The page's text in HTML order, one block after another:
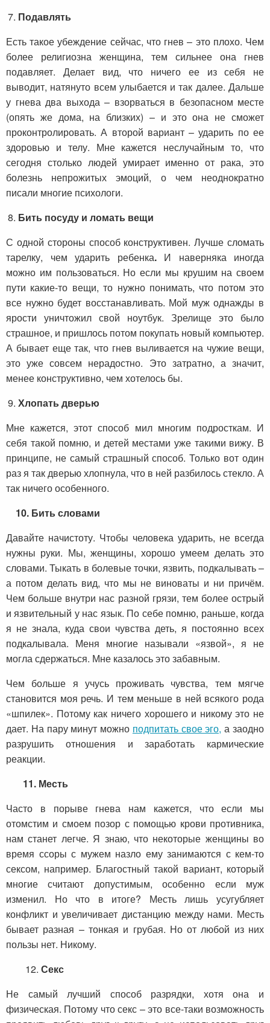
Подавлять
Есть такое убеждение сейчас, что гнев – это плохо. Чем
более религиозна женщина, тем сильнее она гнев
подавляет. Делает вид, что ничего ее из себя не
выводит, натянуто всем улыбается и так далее. Дальше
у гнева два выхода – взорваться в безопасном месте
(опять же дома, на близких) – и это она не сможет
проконтролировать. А второй вариант – ударить по ее
здоровью и телу. Мне кажется неслучайным то, что
сегодня столько людей умирает именно от рака, это
болезнь непрожитых эмоций, о чем неоднократно
писали многие психологи.
Бить посуду и ломать вещи
С одной стороны способ конструктивен. Лучше сломать
тарелку, чем ударить ребенка. И наверняка иногда
можно им пользоваться. Но если мы крушим на своем
пути какие-то вещи, то нужно понимать, что потом это
все нужно будет восстанавливать. Мой муж однажды в
ярости уничтожил свой ноутбук. Зрелище это было
страшное, и пришлось потом покупать новый компьютер.
А бывает еще так, что гнев выливается на чужие вещи,
это уже совсем нерадостно. Это затратно, а значит,
менее конструктивно, чем хотелось бы.
Хлопать дверью
Мне кажется, этот способ мил многим подросткам. И
себя такой помню, и детей местами уже такими вижу. В
принципе, не самый страшный способ. Только вот один
раз я так дверью хлопнула, что в ней разбилось стекло. А
так ничего особенного.
10. Бить словами
Давайте начистоту. Чтобы человека ударить, не всегда
нужны руки. Мы, женщины, хорошо умеем делать это
словами. Тыкать в болевые точки, язвить, подкалывать –
а потом делать вид, что мы не виноваты и ни причём.
Чем больше внутри нас разной грязи, тем более острый
и язвительный у нас язык. По себе помню, раньше, когда
я не знала, куда свои чувства деть, я постоянно всех
подкалывала. Меня многие называли «язвой», я не
могла сдержаться. Мне казалось это забавным.
Чем больше я учусь проживать чувства, тем мягче
становится моя речь. И тем меньше в ней всякого рода
«шпилек». Потому как ничего хорошего и никому это не
дает. На пару минут можно подпитать свое эго, а заодно
разрушить отношения и заработать кармические
реакции.
11. Месть
Часто в порыве гнева нам кажется, что если мы
отомстим и смоем позор с помощью крови противника,
нам станет легче. Я знаю, что некоторые женщины во
время ссоры с мужем назло ему занимаются с кем-то
сексом, например. Благостный такой вариант, который
многие считают допустимым, особенно если муж
изменил. Но что в итоге? Месть лишь усугубляет
конфликт и увеличивает дистанцию между нами. Месть
бывает разная – тонкая и грубая. Но от любой из них
пользы нет. Никому.
12. Секс
Не самый лучший способ разрядки, хотя она и
физическая. Потому что секс – это все-таки возможность